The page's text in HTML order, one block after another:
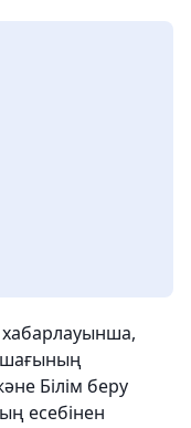
Білім беру
есебінен